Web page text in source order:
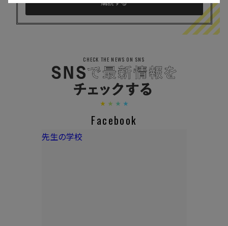
CHECK THE NEWS ON SNS
Facebook
先生の学校